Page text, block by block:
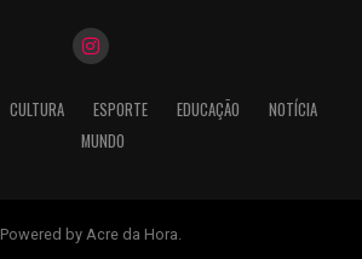
CULTURA ESPORTE EDUCAÇÃO
NOTÍCIA
MUNDO
Powered by Acre da Hora.